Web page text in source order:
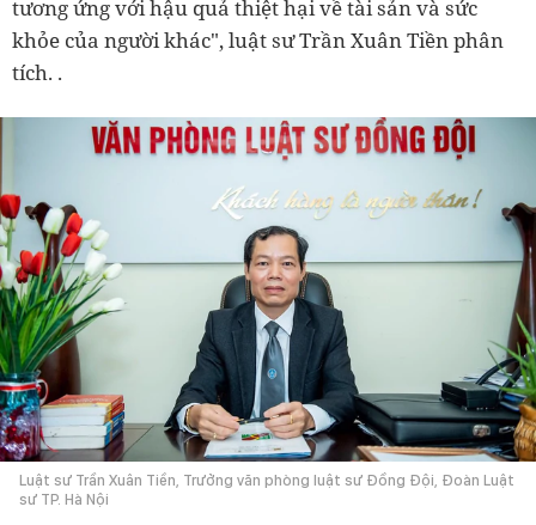
tương ứng với hậu quả thiệt hại về tài sản và sức
khỏe của người khác", luật sư Trần Xuân Tiền phân
tích. .
Luật sư Trần Xuân Tiền, Trưởng văn phòng luật sư Đồng Đội, Đoàn Luật
sư TP. Hà Nội